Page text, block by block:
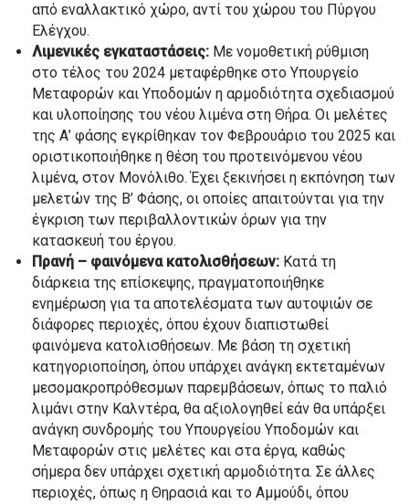
από εναλλακτικό χώρο, αντί του χώρου του Πύργου
Ελέγχου.
Λιμενικές εγκαταστάσεις: Με νομοθετική ρύθμιση
στο τέλος του 2024 μεταφέρθηκε στο Υπουργείο
Μεταφορών και Υποδομών η αρμοδιότητα σχεδιασμού
και υλοποίησης του νέου λιμένα στη Θήρα. Οι μελέτες
της Α’ φάσης εγκρίθηκαν τον Φεβρουάριο του 2025 και
οριστικοποιήθηκε η θέση του προτεινόμενου νέου
λιμένα, στον Μονόλιθο. Έχει ξεκινήσει η εκπόνηση των
μελετών της Β’ Φάσης, οι οποίες απαιτούνται για την
έγκριση των περιβαλλοντικών όρων για την
κατασκευή του έργου.
Πρανή – φαινόμενα κατολισθήσεων: Κατά τη
διάρκεια της επίσκεψης, πραγματοποιήθηκε
ενημέρωση για τα αποτελέσματα των αυτοψιών σε
διάφορες περιοχές, όπου έχουν διαπιστωθεί
φαινόμενα κατολισθήσεων. Με βάση τη σχετική
κατηγοριοποίηση, όπου υπάρχει ανάγκη εκτεταμένων
μεσομακροπρόθεσμων παρεμβάσεων, όπως το παλιό
λιμάνι στην Καλντέρα, θα αξιολογηθεί εάν θα υπάρξει
ανάγκη συνδρομής του Υπουργείου Υποδομών και
Μεταφορών στις μελέτες και στα έργα, καθώς
σήμερα δεν υπάρχει σχετική αρμοδιότητα. Σε άλλες
περιοχές, όπως η Θηρασιά και το Αμμούδι, όπου